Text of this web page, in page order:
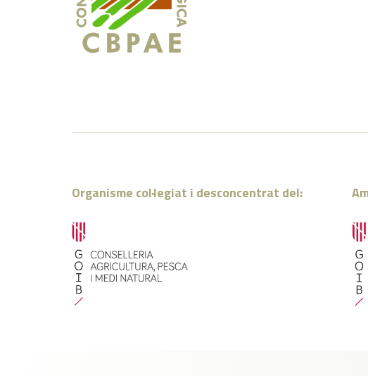
Organisme col·legiat i desconcentrat del: